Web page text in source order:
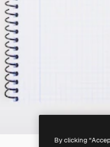
By clicking